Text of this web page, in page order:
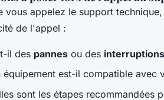
vous appelez le support
de l'appel :
il des pannes ou des
équipement est-il compatible avec
sont les étapes recommandées